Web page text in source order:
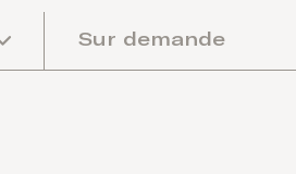
Sur demande